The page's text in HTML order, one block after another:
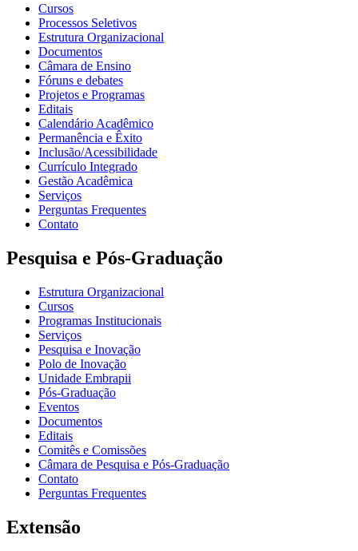
Cursos
Processos Seletivos
Estrutura Organizacional
Documentos
Câmara de Ensino
Fóruns e debates
Projetos e Programas
Editais
Calendário Acadêmico
Permanência e Êxito
Inclusão/Acessibilidade
Currículo Integrado
Gestão Acadêmica
Serviços
Perguntas Frequentes
Contato
Pesquisa e Pós-Graduação
Estrutura Organizacional
Cursos
Programas Institucionais
Serviços
Pesquisa e Inovação
Polo de Inovação
Unidade Embrapii
Pós-Graduação
Eventos
Documentos
Editais
Comitês e Comissões
Câmara de Pesquisa e Pós-Graduação
Contato
Perguntas Frequentes
Extensão